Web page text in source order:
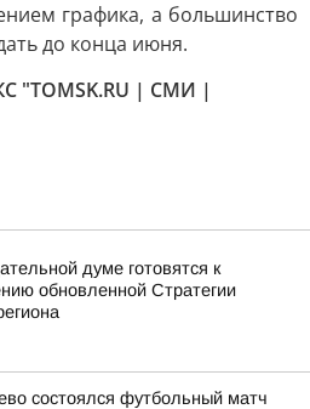
графика, а большинство
до конца июня.
"TOMSK.RU | СМИ |
думе готовятся к
обновленной Стратегии
состоялся футбольный матч